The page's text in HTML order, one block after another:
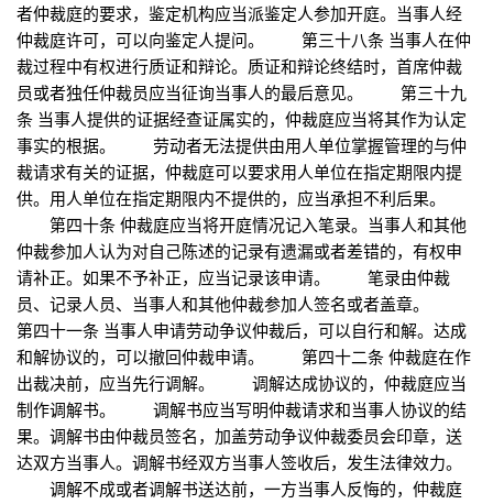
者仲裁庭的要求，鉴定机构应当派鉴定人参加开庭。当事人经
仲裁庭许可，可以向鉴定人提问。 第三十八条 当事人在仲
裁过程中有权进行质证和辩论。质证和辩论终结时，首席仲裁
员或者独任仲裁员应当征询当事人的最后意见。 第三十九
条 当事人提供的证据经查证属实的，仲裁庭应当将其作为认定
事实的根据。 劳动者无法提供由用人单位掌握管理的与仲
裁请求有关的证据，仲裁庭可以要求用人单位在指定期限内提
供。用人单位在指定期限内不提供的，应当承担不利后果。
第四十条 仲裁庭应当将开庭情况记入笔录。当事人和其他
仲裁参加人认为对自己陈述的记录有遗漏或者差错的，有权申
请补正。如果不予补正，应当记录该申请。 笔录由仲裁
员、记录人员、当事人和其他仲裁参加人签名或者盖章。
第四十一条 当事人申请劳动争议仲裁后，可以自行和解。达成
和解协议的，可以撤回仲裁申请。 第四十二条 仲裁庭在作
出裁决前，应当先行调解。 调解达成协议的，仲裁庭应当
制作调解书。 调解书应当写明仲裁请求和当事人协议的结
果。调解书由仲裁员签名，加盖劳动争议仲裁委员会印章，送
达双方当事人。调解书经双方当事人签收后，发生法律效力。
调解不成或者调解书送达前，一方当事人反悔的，仲裁庭